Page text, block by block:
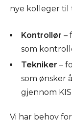
nye kolleger til
Kontrollør –
som
Tekniker –
som ønsker
gjennom
Vi har behov